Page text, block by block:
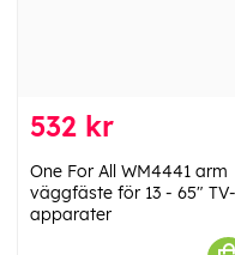
532 kr
One For All WM4441 arm
väggfäste för 13 - 65" TV-
apparater